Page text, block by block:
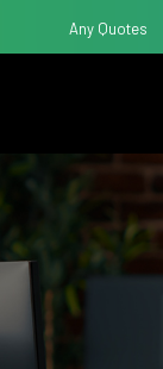
Any Quotes